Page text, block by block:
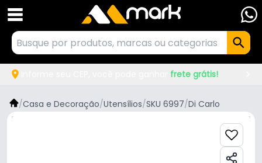
frete grátis!
/Casa e Decoração/Utensílios/SKU 6997/Di Carlo